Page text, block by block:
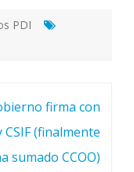
PDI
firma con
CSIF (finalmente
sumado CCOO)